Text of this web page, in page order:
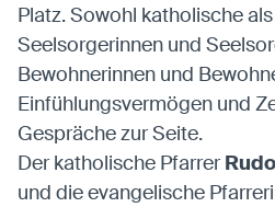
Platz. Sowohl katholische
Seelsorgerinnen und
Bewohnerinnen und
Einfühlungsvermögen und
Gespräche zur Seite.
Der katholische Pfarrer
und die evangelische